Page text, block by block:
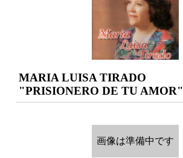
MARIA LUISA TIRADO
"PRISIONERO DE TU AMOR"
画像は準備中です